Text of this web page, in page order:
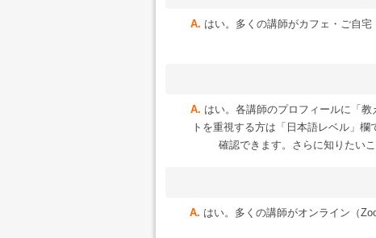
はい。多くの講師がカフェ・ご自
はい。各講師のプロフィールに「
トを重視する方は「日本語レベル」
確認できます。さらに知りたい
はい。多くの講師がオンライン（